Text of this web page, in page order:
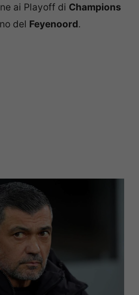
ai Playoff di Champions
del Feyenoord.